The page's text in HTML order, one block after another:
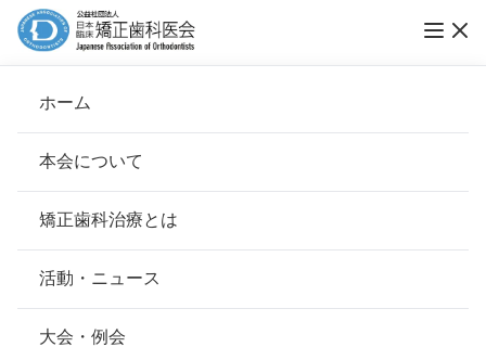
ホーム
本会について
会長挨拶
基本理念
矯正歯科治療とは
安心して治療を受けていただくための「6つの指針」
安心できる矯正歯科治療契約のための「7つの提言」
活動・ニュース
大会・例会
第15回ブレーススマイルコンテスト受賞作品
発表
ブレーススマイルコンテスト
公開日：2020年12月01日（火）